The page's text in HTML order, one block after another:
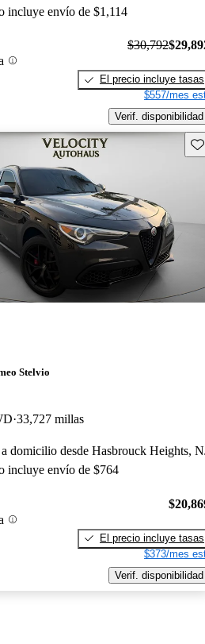
incluye envío de $1,114
$30,792
El precio incluye tasas
$557/mes
Verif. disponibilidad
Stelvio
33,727 millas
domicilio desde Hasbrouck Heights,
incluye envío de $764
El precio incluye tasas
$373/mes
Verif. disponibilidad